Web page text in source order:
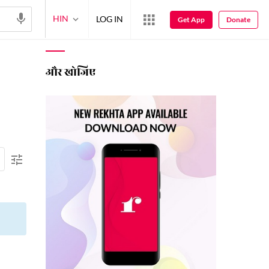
और खोजिए
HIN LOG IN Get App Donate